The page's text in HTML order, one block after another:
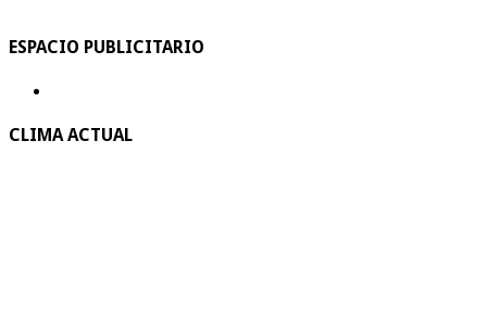
ESPACIO PUBLICITARIO
CLIMA ACTUAL